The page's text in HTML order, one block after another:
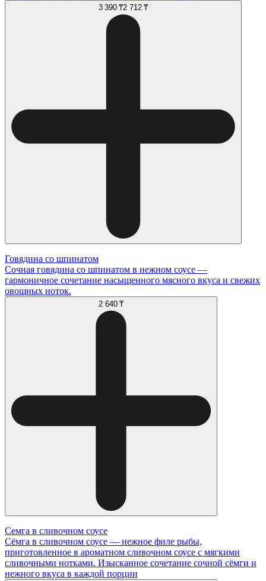
3 390 ₸2 712 ₸
Говядина со шпинатом
Сочная говядина со шпинатом в нежном соусе —
гармоничное сочетание насыщенного мясного вкуса и свежих
овощных ноток.
2 640 ₸
Семга в сливочном соусе
Сёмга в сливочном соусе — нежное филе рыбы,
приготовленное в ароматном сливочном соусе с мягкими
сливочными нотками. Изысканное сочетание сочной сёмги и
нежного вкуса в каждой порции